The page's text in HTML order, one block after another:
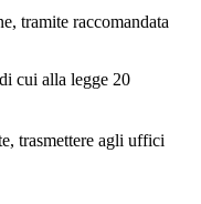
tramite raccomandata
cui alla legge 20
trasmettere agli uffici